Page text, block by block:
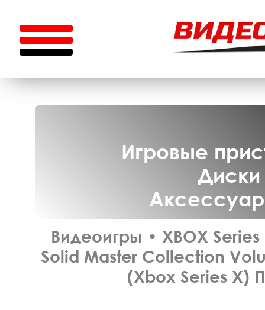
Игровые
Диски
Видеоигры • XBOX Series
Solid Master Collection
(Xbox Series X)